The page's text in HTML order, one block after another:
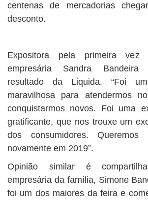
centenas de mercadorias
desconto.
Expositora pela primeira
empresária Sandra Bandeira
resultado da Liquida. “Foi
maravilhosa para atendermos
conquistarmos novos. Foi uma
gratificante, que nos trouxe um
dos consumidores.
novamente em 2019”.
Opinião similar é
empresária da família, Simone
foi um dos maiores da feira e